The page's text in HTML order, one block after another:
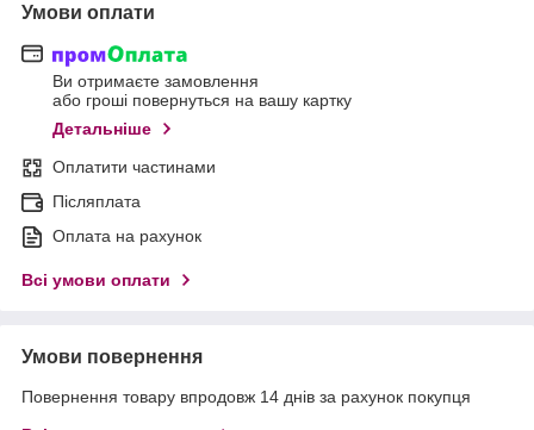
Умови оплати
Ви отримаєте замовлення
або гроші повернуться на вашу картку
Детальніше
Оплатити частинами
Післяплата
Оплата на рахунок
Всі умови оплати
Умови повернення
Повернення товару впродовж 14 днів за рахунок покупця